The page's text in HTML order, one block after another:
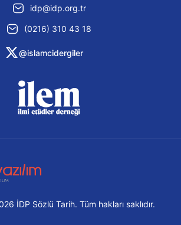
idp@idp.org.tr
(0216) 310 43 18
@islamcidergiler
İDP Sözlü Tarih. Tüm hakları saklıdır.